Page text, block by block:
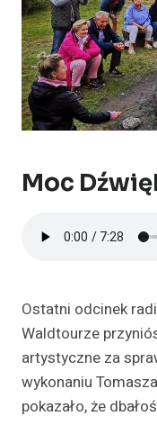
Moc
Ostatni odcinek
Waldtourze
artystyczne za
wykonaniu
pokazało, że